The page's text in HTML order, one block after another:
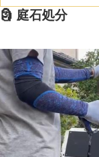
🗿 庭石処分